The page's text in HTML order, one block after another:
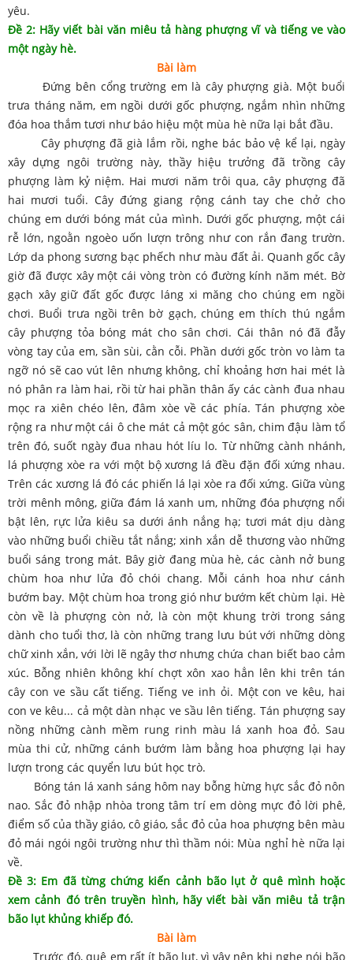
yêu.
Đề 2: Hãy viết bài văn miêu tả hàng phượng vĩ và tiếng ve vào
một ngày hè.
Bài làm
Đứng bên cổng trường em là cây phượng già. Một buổi
trưa tháng năm, em ngồi dưới gốc phượng, ngắm nhìn những
đóa hoa thắm tươi như báo hiệu một mùa hè nữa lại bắt đầu.
Cây phượng đã già lắm rồi, nghe bác bảo vệ kể lại, ngày
xây dựng ngôi trường này, thầy hiệu trưởng đã trồng cây
phượng làm kỷ niệm. Hai mươi năm trôi qua, cây phượng đã
hai mươi tuổi. Cây đứng giang rộng cánh tay che chở cho
chúng em dưới bóng mát của mình. Dưới gốc phượng, một cái
rễ lớn, ngoằn ngoèo uốn lượn trông như con rắn đang trườn.
Lớp da phong sương bạc phếch như màu đất ải. Quanh gốc cây
giờ đã được xây một cái vòng tròn có đường kính năm mét. Bờ
gạch xây giữ đất gốc được láng xi măng cho chúng em ngồi
chơi. Buổi trưa ngồi trên bờ gạch, chúng em thích thú ngắm
cây phượng tỏa bóng mát cho sân chơi. Cái thân nó đã đẫy
vòng tay của em, sần sùi, cằn cỗi. Phần dưới gốc tròn vo làm ta
ngỡ nó sẽ cao vút lên nhưng không, chỉ khoảng hơn hai mét là
nó phân ra làm hai, rồi từ hai phần thân ấy các cành đua nhau
mọc ra xiên chéo lên, đâm xòe về các phía. Tán phượng xòe
rộng ra như một cái ô che mát cả một góc sân, chim đậu làm tổ
trên đó, suốt ngày đua nhau hót líu lo. Từ những cành nhánh,
lá phượng xòe ra với một bộ xương lá đều đặn đối xứng nhau.
Trên các xương lá đó các phiến lá lại xòe ra đối xứng. Giữa vùng
trời mênh mông, giữa đám lá xanh um, những đóa phượng nổi
bật lên, rực lửa kiêu sa dưới ánh nắng hạ; tươi mát dịu dàng
vào những buổi chiều tắt nắng; xinh xắn dễ thương vào những
buổi sáng trong mát. Bây giờ đang mùa hè, các cành nở bung
chùm hoa như lửa đỏ chói chang. Mỗi cánh hoa như cánh
bướm bay. Một chùm hoa trong gió như bướm kết chùm lại. Hè
còn về là phượng còn nở, là còn một khung trời trong sáng
dành cho tuổi thơ, là còn những trang lưu bút với những dòng
chữ xinh xắn, với lời lẽ ngây thơ nhưng chứa chan biết bao cảm
xúc. Bỗng nhiên không khí chợt xôn xao hẳn lên khi trên tán
cây con ve sầu cất tiếng. Tiếng ve inh ỏi. Một con ve kêu, hai
con ve kêu... cả một dàn nhạc ve sầu lên tiếng. Tán phượng say
nồng những cành mềm rung rinh màu lá xanh hoa đỏ. Sau
mùa thi cử, những cánh bướm làm bằng hoa phượng lại hay
lượn trong các quyển lưu bút học trò.
Bóng tán lá xanh sáng hôm nay bỗng hừng hực sắc đỏ nôn
nao. Sắc đỏ nhập nhòa trong tâm trí em dòng mực đỏ lời phê,
điểm số của thầy giáo, cô giáo, sắc đỏ của hoa phượng bên màu
đỏ mái ngói ngôi trường như thì thầm nói: Mùa nghỉ hè nữa lại
về.
Đề 3: Em đã từng chứng kiến cảnh bão lụt ở quê mình hoặc
xem cảnh đó trên truyền hình, hãy viết bài văn miêu tả trận
bão lụt khủng khiếp đó.
Bài làm
Trước đó, quê em rất ít bão lụt, vì vậy nên khi nghe nói bão